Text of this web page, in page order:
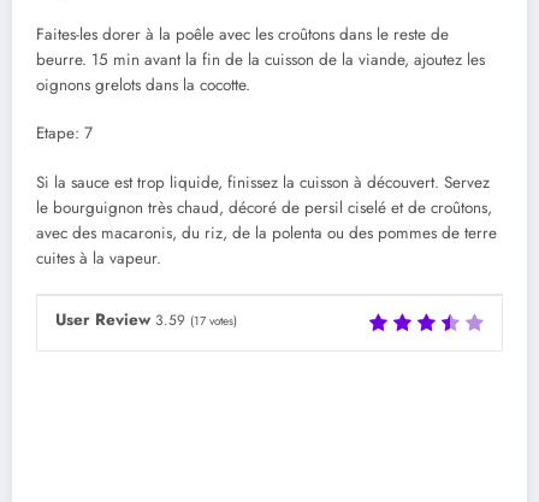
Faites-les dorer à la poêle avec les croûtons dans le reste de
beurre. 15 min avant la fin de la cuisson de la viande, ajoutez les
oignons grelots dans la cocotte.
Etape: 7
Si la sauce est trop liquide, finissez la cuisson à découvert. Servez
le bourguignon très chaud, décoré de persil ciselé et de croûtons,
avec des macaronis, du riz, de la polenta ou des pommes de terre
cuites à la vapeur.
User Review 3.59 (17 votes)